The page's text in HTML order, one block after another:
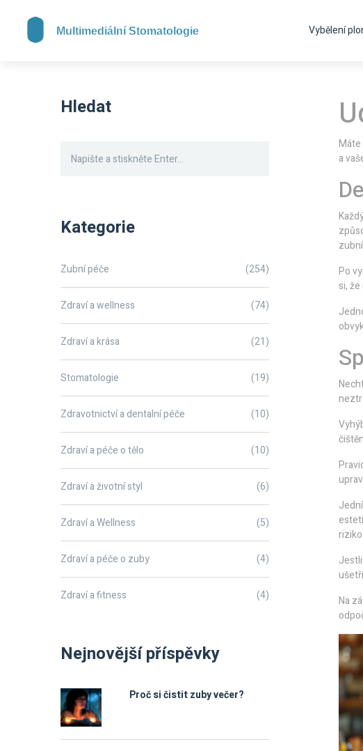
Vybělení
Máte
a
Po
si,
Na
Hledat
Kategorie
Zubní péče (254)
Zdraví a wellness (74)
Zdraví a krása (21)
Stomatologie (19)
Zdravotnictví a dentalní péče (10)
Zdraví a péče o tělo (10)
Zdraví a životní styl (6)
Zdraví a Wellness (5)
Zdraví a péče o zuby (4)
Zdraví a fitness (4)
Nejnovější příspěvky
Proč si čistit zuby večer?